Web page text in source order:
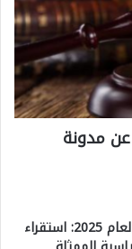
مدونة
خارطة الانتخابات البرلمانية لعام 2025: استقراء